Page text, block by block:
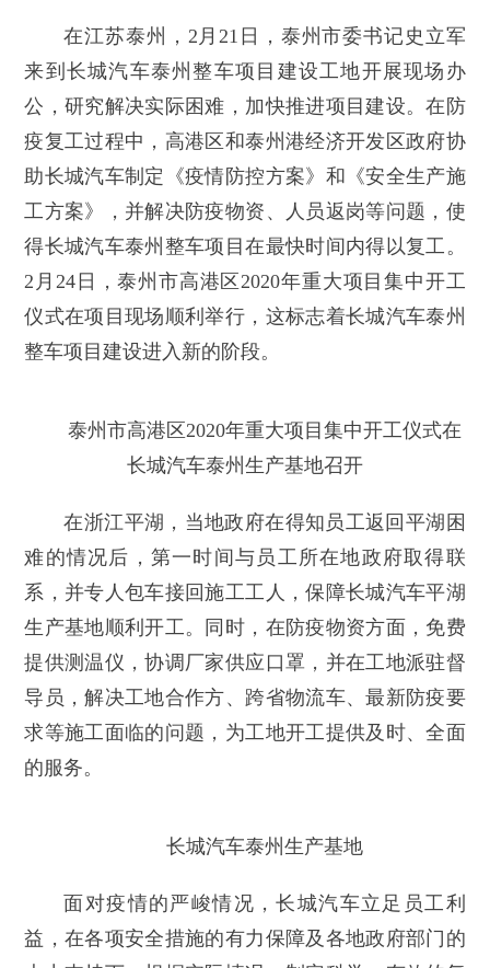
在江苏泰州，2月21日，泰州市委书记史立军
来到长城汽车泰州整车项目建设工地开展现场办
公，研究解决实际困难，加快推进项目建设。在防
疫复工过程中，高港区和泰州港经济开发区政府协
助长城汽车制定《疫情防控方案》和《安全生产施
工方案》，并解决防疫物资、人员返岗等问题，使
得长城汽车泰州整车项目在最快时间内得以复工。
2月24日，泰州市高港区2020年重大项目集中开工
仪式在项目现场顺利举行，这标志着长城汽车泰州
整车项目建设进入新的阶段。
泰州市高港区2020年重大项目集中开工仪式在
长城汽车泰州生产基地召开
在浙江平湖，当地政府在得知员工返回平湖困
难的情况后，第一时间与员工所在地政府取得联
系，并专人包车接回施工工人，保障长城汽车平湖
生产基地顺利开工。同时，在防疫物资方面，免费
提供测温仪，协调厂家供应口罩，并在工地派驻督
导员，解决工地合作方、跨省物流车、最新防疫要
求等施工面临的问题，为工地开工提供及时、全面
的服务。
长城汽车泰州生产基地
面对疫情的严峻情况，长城汽车立足员工利
益，在各项安全措施的有力保障及各地政府部门的